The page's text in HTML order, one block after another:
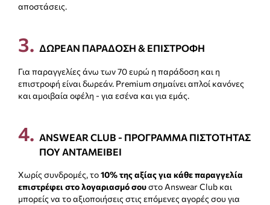
αποστάσεις.
3. ΔΩΡΕΑΝ ΠΑΡΑΔΟΣΗ & ΕΠΙΣΤΡΟΦΗ
Για παραγγελίες άνω των 70 ευρώ η παράδοση και η
επιστροφή είναι δωρεάν. Premium σημαίνει απλοί κανόνες
και αμοιβαία οφέλη - για εσένα και για εμάς.
4. ANSWEAR CLUB - ΠΡΟΓΡΑΜΜΑ ΠΙΣΤΟΤΗΤΑΣ
ΠΟΥ ΑΝΤΑΜΕΙΒΕΙ
Χωρίς συνδρομές, το10% της αξίας για κάθε παραγγελία
επιστρέφει στο λογαριασμό σουστο Answear Club και
μπορείς να το αξιοποιήσεις στις επόμενες αγορές σου για